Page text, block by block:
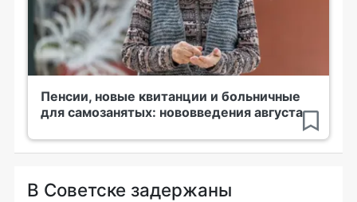
Пенсии, новые квитанции и больничные
для самозанятых: нововведения августа
В Советске задержаны